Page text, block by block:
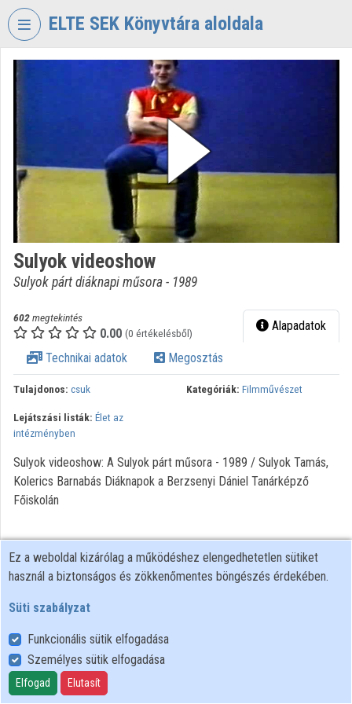
Fejléc kihagyása
ELTE SEK Könyvtára aloldala
KÖNYVTÁR
ÉS
LEVÉLTÁR
Intézményi kezdőlap
Bejelentkezés
Kategóriák
Intézményi listák
Közreműködők
Sulyok videoshow
Sulyok párt diáknapi műsora - 1989
602megtekintés
0.00 (0 értékelésből) Alapadatok
Technikai adatok Megosztás
Tulajdonos: csuk Kategóriák: Filmművészet
Lejátszási listák: Élet az
intézményben
Sulyok videoshow: A Sulyok párt műsora - 1989 / Sulyok Tamás,
Kolerics Barnabás Diáknapok a Berzsenyi Dániel Tanárképző
Főiskolán
Felhasználói szabályzat
Adatkezelési tájékoztató
Süti szabályzat
Ez a weboldal kizárólag a működéshez elengedhetetlen sütiket
használ a biztonságos és zökkenőmentes böngészés érdekében.
Süti szabályzat
Funkcionális sütik elfogadása
Személyes sütik elfogadása
Elfogad Elutasít